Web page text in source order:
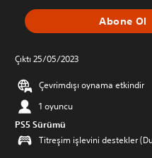
Abone Ol
Çıktı 25/05/2023
Çevrimdışı oynama etkindir
1 oyuncu
PS5 Sürümü
Titreşim işlevini destekler